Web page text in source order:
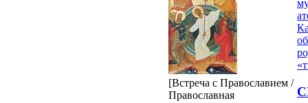
[Встреча с Православием /
Православная